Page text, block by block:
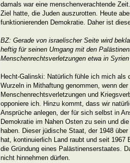
damals war eine menschenverachtende
Ziel hatte, die Juden auszurotten. Heute
funktionierenden Demokratie. Daher ist
BZ: Gerade von israelischer Seite wird
heftig für seinen Umgang mit den
Menschenrechtsverletzungen etwa in
Hecht-Galinski: Natürlich fühle ich mich als
Wurzeln in Mithaftung genommen, wenn
Menschenrechtsverletzungen und
opponiere ich. Hinzu kommt, dass wir
Ansprüche anlegen, der für sich selbst in
Demokratie im Nahen Osten zu sein und
haben. Dieser jüdische Staat, der 1948
hat, kontinuierlich Land raubt und seit
die Gründung eines Palästinenserstaates.
nicht hinnehmen dürfen.